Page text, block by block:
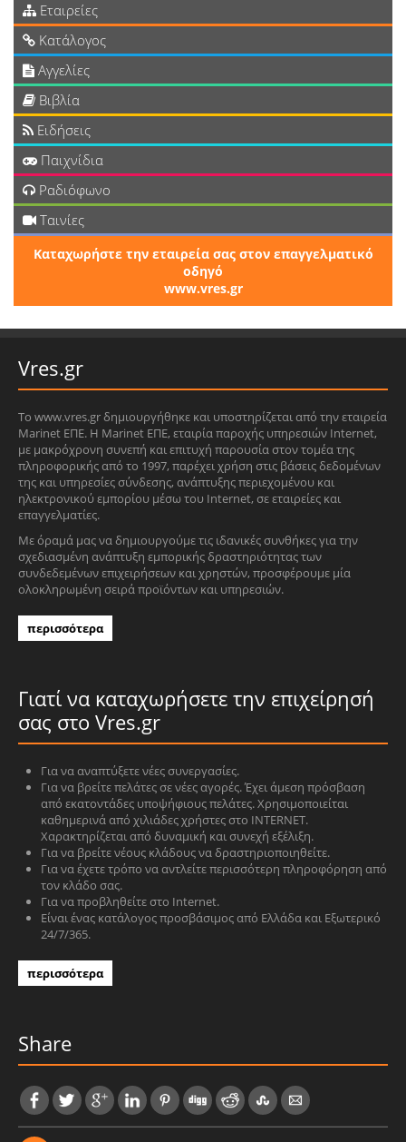
Εταιρείες
Κατάλογος
Αγγελίες
Βιβλία
Ειδήσεις
Παιχνίδια
Ραδιόφωνο
Ταινίες
Καταχωρήστε την εταιρεία σας στον επαγγελματικό
οδηγό
www.vres.gr
Vres.gr
Το www.vres.gr δημιουργήθηκε και υποστηρίζεται από την εταιρεία
Marinet ΕΠΕ. Η Marinet ΕΠΕ, εταιρία παροχής υπηρεσιών Internet,
με μακρόχρονη συνεπή και επιτυχή παρουσία στον τομέα της
πληροφορικής από το 1997, παρέχει χρήση στις βάσεις δεδομένων
της και υπηρεσίες σύνδεσης, ανάπτυξης περιεχομένου και
ηλεκτρονικού εμπορίου μέσω του Internet, σε εταιρείες και
επαγγελματίες.
Με όραμά μας να δημιουργούμε τις ιδανικές συνθήκες για την
σχεδιασμένη ανάπτυξη εμπορικής δραστηριότητας των
συνδεδεμένων επιχειρήσεων και χρηστών, προσφέρουμε μία
ολοκληρωμένη σειρά προϊόντων και υπηρεσιών.
περισσότερα
Γιατί να καταχωρήσετε την επιχείρησή
σας στο Vres.gr
Για να αναπτύξετε νέες συνεργασίες.
Για να βρείτε πελάτες σε νέες αγορές. Έχει άμεση πρόσβαση
από εκατοντάδες υποψήφιους πελάτες. Χρησιμοποιείται
καθημερινά από χιλιάδες χρήστες στο INTERNET.
Χαρακτηρίζεται από δυναμική και συνεχή εξέλιξη.
Για να βρείτε νέους κλάδους να δραστηριοποιηθείτε.
Για να έχετε τρόπο να αντλείτε περισσότερη πληροφόρηση από
τον κλάδο σας.
Για να προβληθείτε στο Internet.
Είναι ένας κατάλογος προσβάσιμος από Ελλάδα και Εξωτερικό
24/7/365.
περισσότερα
Share